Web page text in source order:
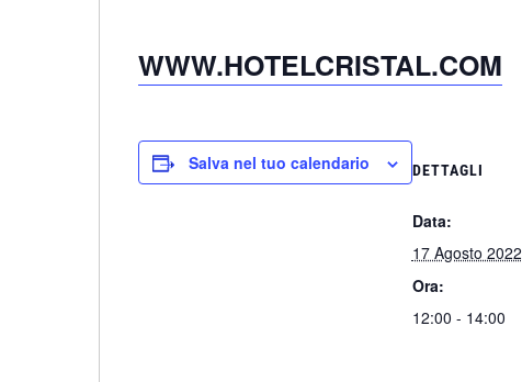
WWW.HOTELCRISTAL.COM
Salva nel tuo calendario DETTAGLI
Data:
17 Agosto 2022
Ora:
12:00 - 14:00